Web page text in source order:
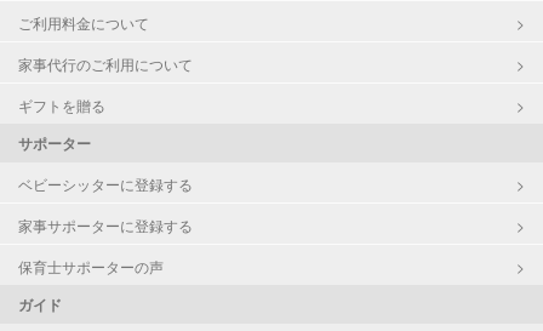
ご利用料金について
家事代行のご利用について
ギフトを贈る
サポーター
ベビーシッターに登録する
家事サポーターに登録する
保育士サポーターの声
ガイド